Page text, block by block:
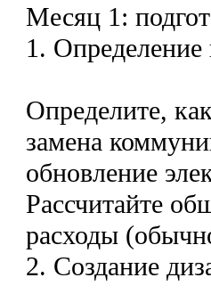
Месяц 1:
1.
Определите,
замена
обновление
Рассчитайте
расходы
2. Создание